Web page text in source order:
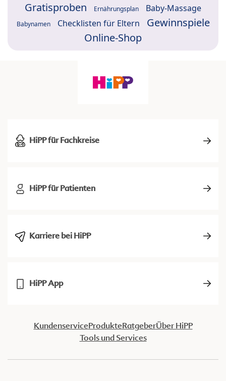
Gratisproben Ernährungsplan Baby-Massage
Babynamen Checklisten für Eltern
Gewinnspiele
Online-Shop
HiPP für Fachkreise
HiPP für Patienten
Karriere bei HiPP
HiPP App
KundenserviceProdukteRatgeberÜber HiPP
Tools und Services